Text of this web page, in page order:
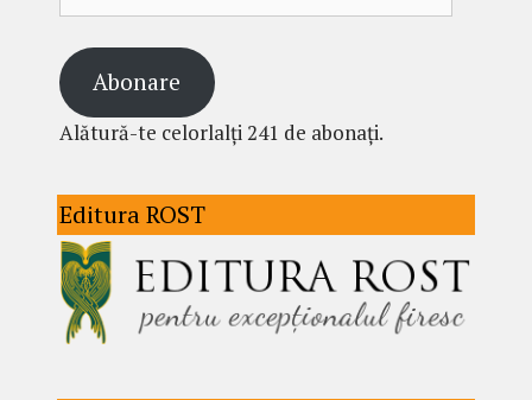
Abonare
Alătură-te celorlalți 241 de abonați.
Editura ROST